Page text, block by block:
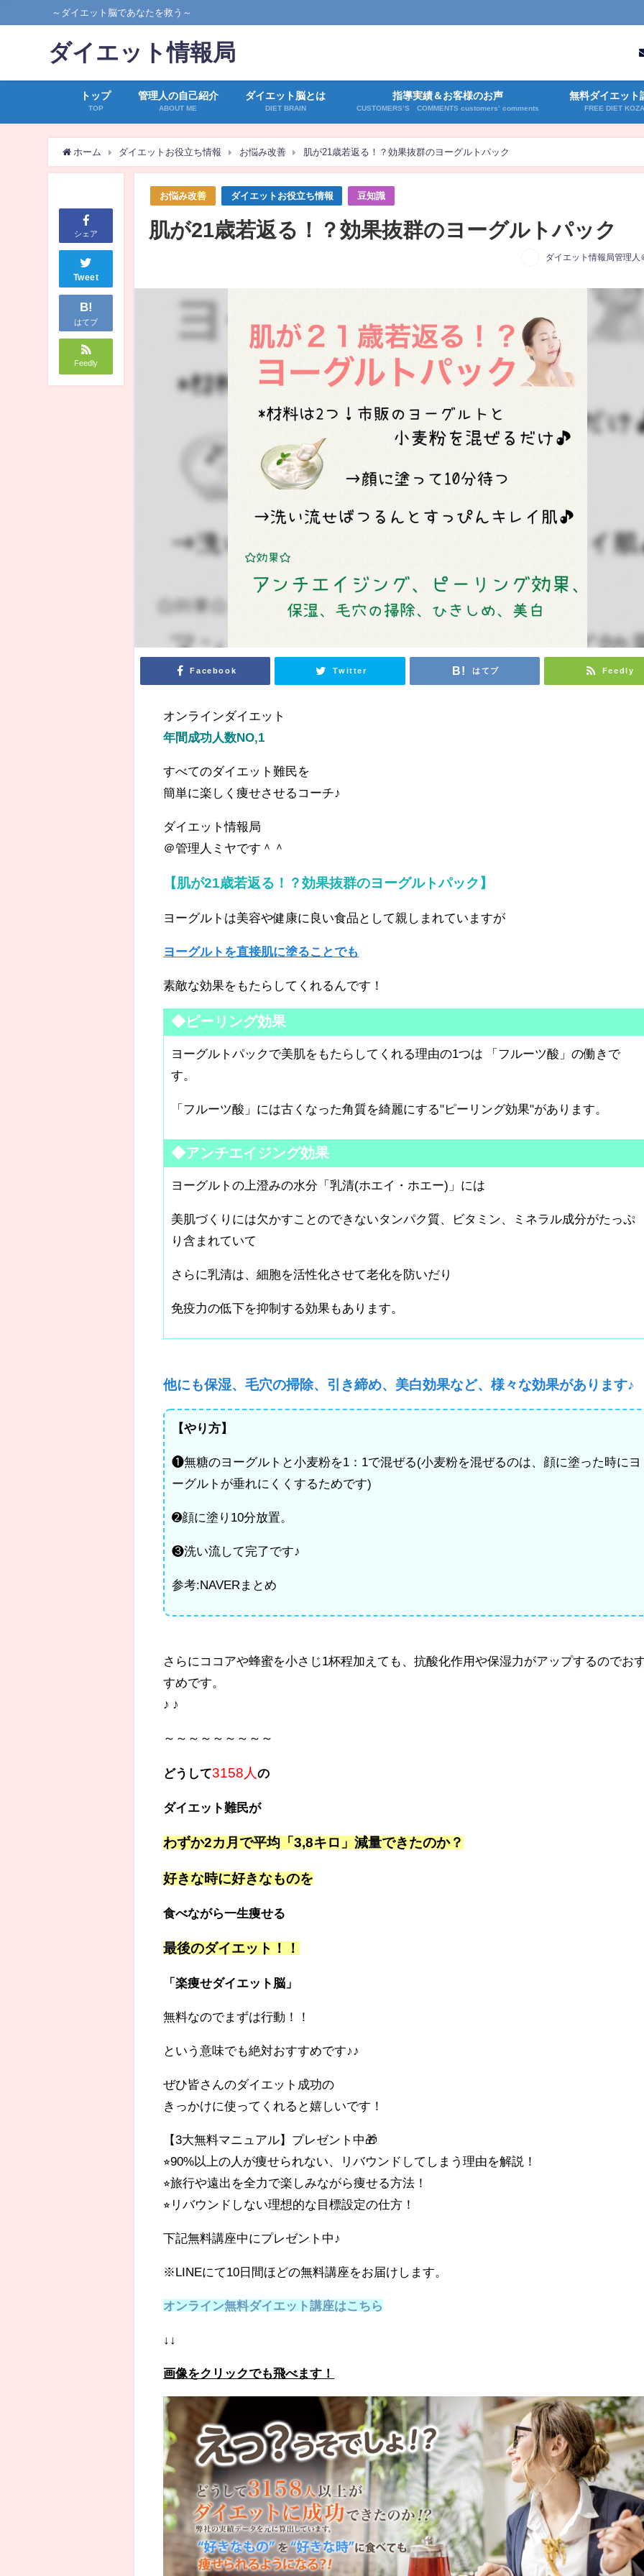
～ダイエット脳であなたを救う～
ダイエット情報局
トップ
TOP
管理人の自己紹介
ABOUT ME
ダイエット脳とは
DIET BRAIN
指導実績＆お客様のお声
CUSTOMERS’S COMMENTS customers’ comments
無料ダイエット
FREE DIET KOZA
ホーム ダイエットお役立ち情報 お悩み改善 肌が21歳若返る！？効果抜群のヨーグルトパック
シェア
Tweet
B!
はてブ
Feedly
お悩み改善 ダイエットお役立ち情報 豆知識
肌が21歳若返る！？効果抜群のヨーグルトパック
ダイエット情報局管理人
Facebook Twitter はてブ Feedly
オンラインダイエット
年間成功人数NO,1
すべてのダイエット難民を
簡単に楽しく痩せさせるコーチ♪
ダイエット情報局
＠管理人ミヤです＾＾
【肌が21歳若返る！？効果抜群のヨーグルトパック】
ヨーグルトは美容や健康に良い食品として親しまれていますが
ヨーグルトを直接肌に塗ることでも
素敵な効果をもたらしてくれるんです！
◆ピーリング効果
ヨーグルトパックで美肌をもたらしてくれる理由の1つは 「フルーツ酸」の働きで
す。
「フルーツ酸」には古くなった角質を綺麗にする"ピーリング効果"があります。
◆アンチエイジング効果
ヨーグルトの上澄みの水分「乳清(ホエイ・ホエー)」には
美肌づくりには欠かすことのできないタンパク質、ビタミン、ミネラル成分がたっぷ
り含まれていて
さらに乳清は、細胞を活性化させて老化を防いだり
免疫力の低下を抑制する効果もあります。
他にも保湿、毛穴の掃除、引き締め、美白効果など、様々な効果があります♪
【やり方】
❶無糖のヨーグルトと小麦粉を1：1で混ぜる(小麦粉を混ぜるのは、顔に塗った時にヨ
ーグルトが垂れにくくするためです)
➋顔に塗り10分放置。
❸洗い流して完了です♪
参考:NAVERまとめ
さらにココアや蜂蜜を小さじ1杯程加えても、抗酸化作用や保湿力がアップするのでお
すめです。
♪ ♪
～～～～～～～～～
どうして3158人の
ダイエット難民が
わずか2カ月で平均「3,8キロ」減量できたのか？
好きな時に好きなものを
食べながら一生痩せる
最後のダイエット！！
「楽痩せダイエット脳」
無料なのでまずは行動！！
という意味でも絶対おすすめです♪♪
ぜひ皆さんのダイエット成功の
きっかけに使ってくれると嬉しいです！
【3大無料マニュアル】プレゼント中🎁
⭐︎90%以上の人が痩せられない、リバウンドしてしまう理由を解説！
⭐︎旅行や遠出を全力で楽しみながら痩せる方法！
⭐︎リバウンドしない理想的な目標設定の仕方！
下記無料講座中にプレゼント中♪
※LINEにて10日間ほどの無料講座をお届けします。
オンライン無料ダイエット講座はこちら
↓↓
画像をクリックでも飛べます！